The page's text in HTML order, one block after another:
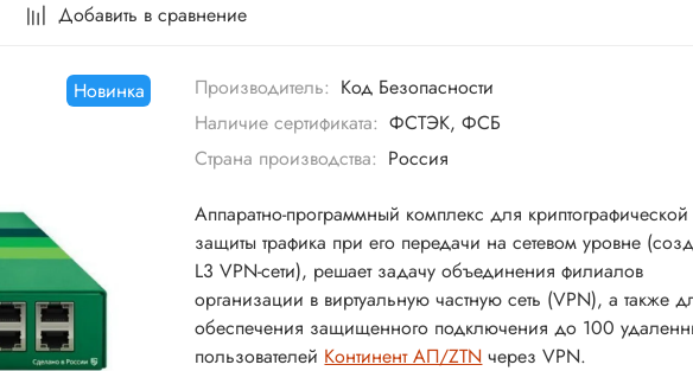
Добавить в сравнение
Новинка Производитель: Код Безопасности
Наличие сертификата: ФСТЭК, ФСБ
Страна производства: Россия
Аппаратно-программный комплекс для криптографической
защиты трафика при его передачи на сетевом уровне
L3 VPN-сети), решает задачу объединения филиалов
организации в виртуальную частную сеть (VPN), а также
обеспечения защищенного подключения до 100
пользователей Континент АП/ZTN через VPN.